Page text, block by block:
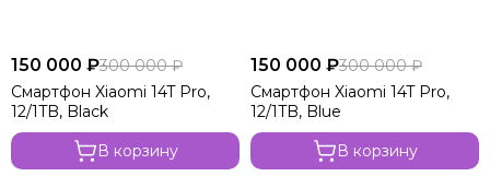
150 000 ₽300 000 ₽
Смартфон Xiaomi 14T Pro,
12/1TB, Black
В корзину
150 000 ₽300 000 ₽
Смартфон Xiaomi 14T Pro,
12/1TB, Blue
В корзину